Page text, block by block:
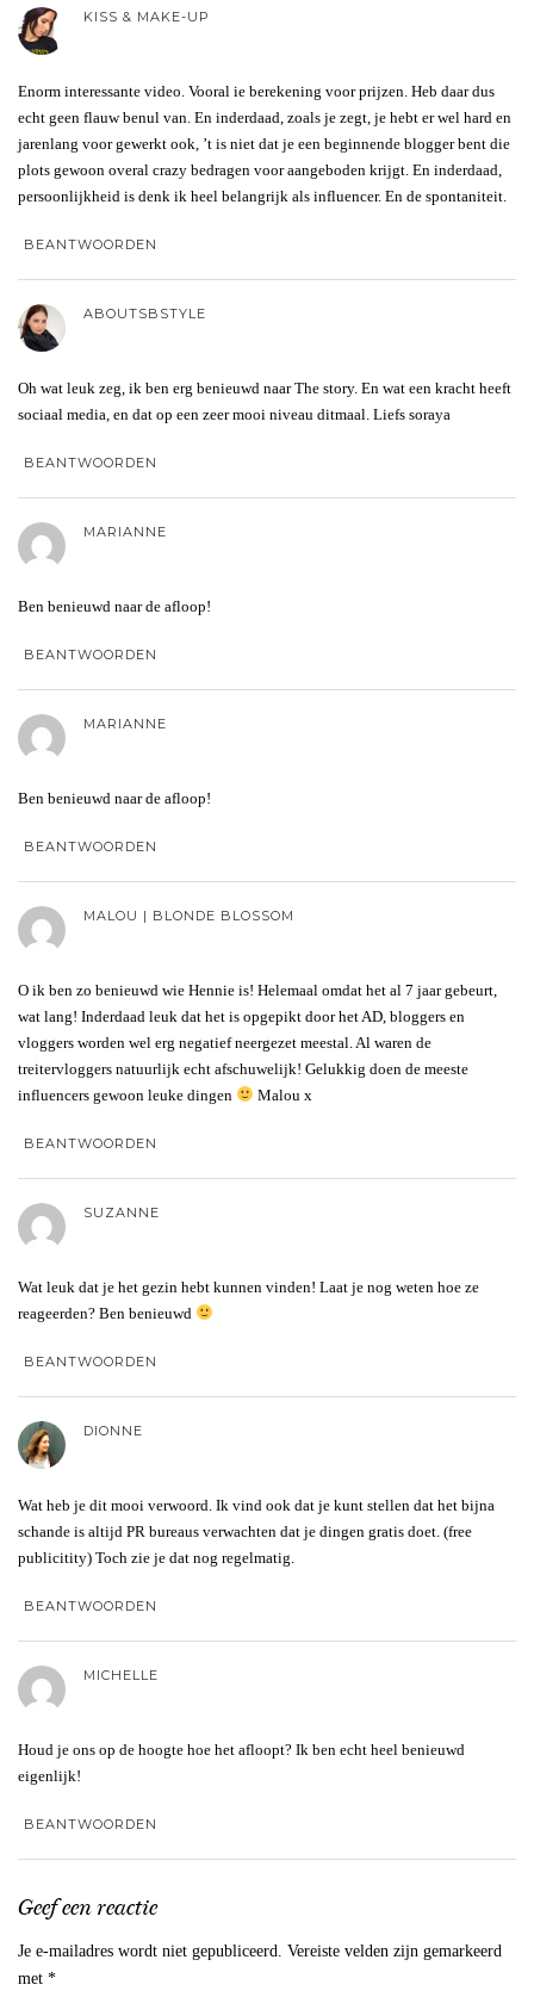
KISS & MAKE-UP
Enorm interessante video. Vooral ie berekening voor prijzen. Heb daar dus
echt geen flauw benul van. En inderdaad, zoals je zegt, je hebt er wel hard en
jarenlang voor gewerkt ook, ’t is niet dat je een beginnende blogger bent die
plots gewoon overal crazy bedragen voor aangeboden krijgt. En inderdaad,
persoonlijkheid is denk ik heel belangrijk als influencer. En de spontaniteit.
BEANTWOORDEN
ABOUTSBSTYLE
Oh wat leuk zeg, ik ben erg benieuwd naar The story. En wat een kracht heeft
sociaal media, en dat op een zeer mooi niveau ditmaal. Liefs soraya
BEANTWOORDEN
MARIANNE
Ben benieuwd naar de afloop!
BEANTWOORDEN
MARIANNE
Ben benieuwd naar de afloop!
BEANTWOORDEN
MALOU | BLONDE BLOSSOM
O ik ben zo benieuwd wie Hennie is! Helemaal omdat het al 7 jaar gebeurt,
wat lang! Inderdaad leuk dat het is opgepikt door het AD, bloggers en
vloggers worden wel erg negatief neergezet meestal. Al waren de
treitervloggers natuurlijk echt afschuwelijk! Gelukkig doen de meeste
influencers gewoon leuke dingen
Malou x
BEANTWOORDEN
SUZANNE
Wat leuk dat je het gezin hebt kunnen vinden! Laat je nog weten hoe ze
reageerden? Ben benieuwd
BEANTWOORDEN
DIONNE
Wat heb je dit mooi verwoord. Ik vind ook dat je kunt stellen dat het bijna
schande is altijd PR bureaus verwachten dat je dingen gratis doet. (free
publicitity) Toch zie je dat nog regelmatig.
BEANTWOORDEN
MICHELLE
Houd je ons op de hoogte hoe het afloopt? Ik ben echt heel benieuwd
eigenlijk!
BEANTWOORDEN
Geef een reactie
Je e-mailadres wordt niet gepubliceerd.
Vereiste velden zijn gemarkeerd
met *